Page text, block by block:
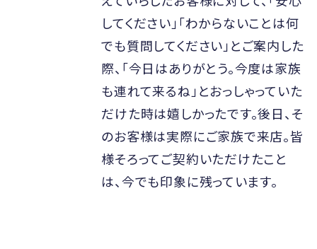
してください」「わからないことは何
でも質問してください」とご案内した
際、「今日はありがとう。今度は家族
も連れて来るね」とおっしゃっていた
だけた時は嬉しかったです。後日、そ
のお客様は実際にご家族で来店。皆
様そろってご契約いただけたこと
は、今でも印象に残っています。